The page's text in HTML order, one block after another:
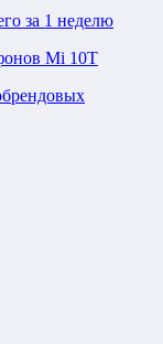
за 1 неделю
Mi 10T